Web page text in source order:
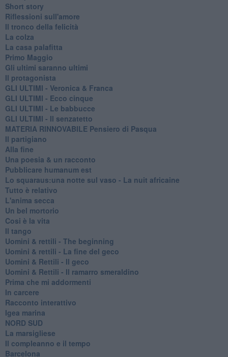
Short story
Riflessioni sull'amore
Il tronco della felicità
La colza
La casa palafitta
Primo Maggio
Gli ultimi saranno ultimi
Il protagonista
GLI ULTIMI - Veronica & Franca
GLI ULTIMI - Ecco cinque
GLI ULTIMI - Le babbucce
GLI ULTIMI - Il senzatetto
MATERIA RINNOVABILE Pensiero di Pasqua
Il partigiano
Alla fine
Una poesia & un racconto
Pubblicare humanum est
Lo squaraus:una notte sul vaso - La nuit africaine
Tutto è relativo
L'anima secca
Un bel mortorio
Cosi è la vita
Il tango
​Uomini & rettili - The beginning
​Uomini & rettili - La fine del geco
Uomini & Rettili - Il geco
Uomini & Rettili - Il ramarro smeraldino
Prima che mi addormenti
In carcere
Racconto interattivo
Igea marina
​NORD SUD
La marsigliese
Il compleanno e il tempo
Barcelona